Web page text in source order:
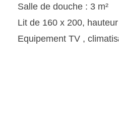
Salle de douche : 3 m²
Lit de 160 x 200,
Equipement TV ,